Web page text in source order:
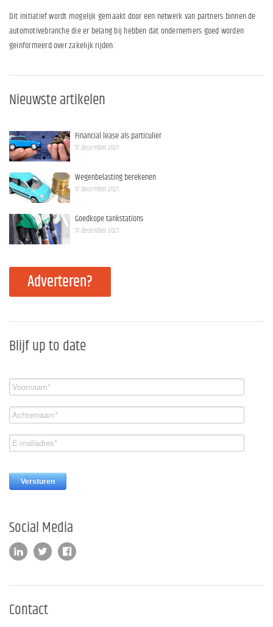
Dit initiatief wordt mogelijk gemaakt door een netwerk van partners binnen de
automotivebranche die er belang bij hebben dat ondernemers goed worden
geinformeerd over zakelijk rijden.
Nieuwste artikelen
Financial lease als particulier
17 december 2021
Wegenbelasting berekenen
17 december 2021
Goedkope tankstations
17 december 2021
Adverteren?
Blijf up to date
Social Media
Contact